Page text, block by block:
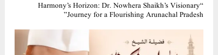
“Harmony’s Horizon: Dr. Nowhera Shaikh’s Visionary
Journey for a Flourishing Arunachal Pradesh”